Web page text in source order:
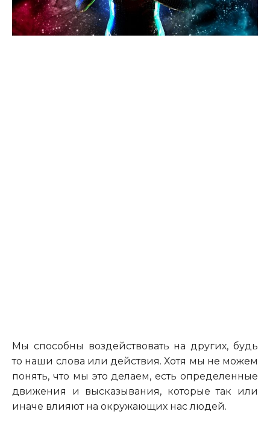
Мы способны воздействовать на других, будь
то наши слова или действия. Хотя мы не можем
понять, что мы это делаем, есть определенные
движения и высказывания, которые так или
иначе влияют на окружающих нас людей.